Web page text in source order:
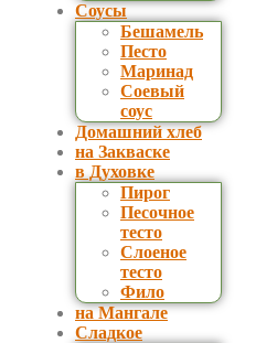
Соусы
Бешамель
Песто
Маринад
Соевый
соус
Домашний хлеб
на Закваске
в Духовке
Пирог
Песочное
тесто
Слоеное
тесто
Фило
на Мангале
Сладкое